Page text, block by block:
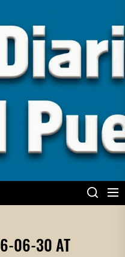
06-30 AT